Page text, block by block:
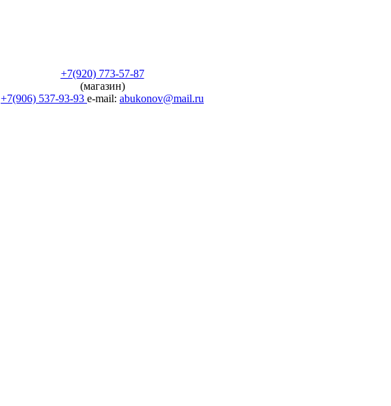
+7(920) 773-57-87
(магазин)
+7(906) 537-93-93 e-mail: abukonov@mail.ru